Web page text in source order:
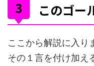
このゴー
ここから解説に入り
その１言を付け加え